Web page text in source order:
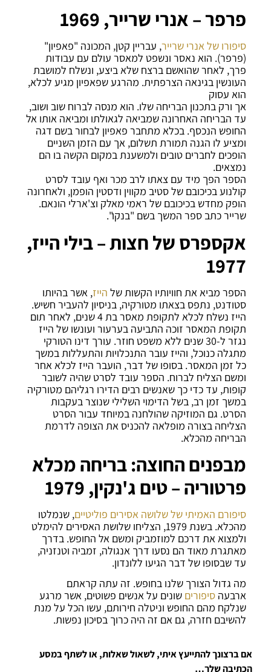
פרפר – אנרי שרייר, 1969
סיפורו של אנרי שרייר, עבריין קטן, המכונה "פאפיון"
(פרפר). הוא נאסר ונשפט למאסר עולם עם עבודות
פרך, לאחר שהואשם ברצח שלא ביצע, ונשלח למושבת
העונשין בגינאה הצרפתית. מהרגע שפאפיון מגיע לכלא,
הוא עסוק
אך ורק בתכנון הבריחה שלו. הוא מנסה לברוח שוב ושוב,
עד הבריחה האחרונה שמביאה לגאולתו ומביאה אותו אל
החופש הנכסף. בכלא מתחבר פאפיון לבחור בשם דגה
ומציע לו הגנה תמורת תשלום, אך עם הזמן השניים
הופכים לחברים טובים ולמשענת במקום הקשה בו הם
נמצאים.
הספר הפך מיד עם צאתו לרב מכר ואף עובד לסרט
קולנוע בכיכובם של סטיב מקווין ודסטין הופמן, ולאחרונה
הופק מחדש בכיכובם של ראמי מאלק וצ'ארלי הונאם.
שרייר כתב ספר המשך בשם "בנקו".
אקספרס של חצות – בילי הייז,
1977
הספר מביא את חוויותיו הקשות של הייז, אשר בהיותו
סטודנט, נתפס בצאתו מטורקיה, בניסיון להעביר חשיש.
הייז נשלח לכלא לתקופת מאסר בת 4 שנים, לאחר תום
תקופת המאסר זוכה התביעה בערעור ועונשו של הייז
נגזר ל-30 שנים ללא משפט חוזר. עורך דינו הטורקי
מתגלה כנוכל, והייז עובר התנכלויות והתעללות במשך
כל זמן המאסר. בסופו של דבר, הועבר הייז לכלא אחר
ומשם הצליח לברוח. הספר עובד לסרט שהיה לשובר
קופות, עד כדי כך שאנשים רבים הדירו רגליהם מטורקיה
במשך זמן רב, בשל הדימוי השלילי שנוצר בעקבות
הסרט. גם המוזיקה שהולחנה במיוחד עבור הסרט
הצליחה בצורה מופלאה להכניס את הצופה לדרמת
הבריחה מהכלא.
מבפנים החוצה: בריחה מכלא
פרטוריה – טים ג'נקין, 1979
סיפורם האמיתי של שלושה אסירים פוליטיים, שנמלטו
מהכלא. בשנת 1979, הצליחו שלושת האסירים להימלט
ולמצוא את דרכם למוזמביק ומשם אל החופש. בדרך
מאתגרת מאוד הם נסעו דרך אנגולה, זמביה וטנזניה,
עד שבסופו של דבר הגיעו ללונדון.
מה גדול הצורך שלנו בחופש. זה עתה קראתם
ארבעהסיפוריםשונים על אנשים פשוטים, אשר מרגע
שנלקח מהם החופש וניטלה חירותם, עשו הכל על מנת
להשיבם חזרה, גם אם זה היה כרוך בסיכון נפשות.
אם ברצונך להתייעץ איתי, לשאול שאלות, או לשתף במסע
הכתיבה שלך…